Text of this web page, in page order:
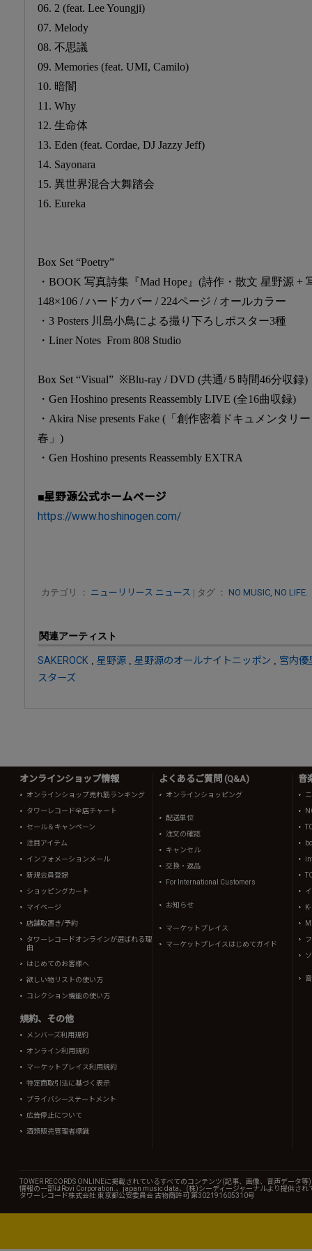
06. 2 (feat. Lee Youngji)
07. Melody
08. 不思議
09. Memories (feat. UMI, Camilo)
10. 暗闇
11. Why
12. 生命体
13. Eden (feat. Cordae, DJ Jazzy Jeff)
14. Sayonara
15. 異世界混合大舞踏会
16. Eureka
Box Set “Poetry”
・BOOK 写真詩集『Mad Hope』(詩作・散文 星野源 +
148×106 / ハードカバー / 224ページ / オールカラー
・3 Posters 川島小鳥による撮り下ろしポスター3種
・Liner Notes From 808 Studio
Box Set “Visual” ※Blu-ray / DVD (共通/５時間46分収録)
・Gen Hoshino presents Reassembly LIVE (全16曲収録)
・Akira Nise presents Fake (「創作密着ドキュメンタリ
春」)
・Gen Hoshino presents Reassembly EXTRA
■星野源公式ホームページ
https://www.hoshinogen.com/
カテゴリ ： ニューリリース ニュース | タグ ： NO MUSIC, NO LIFE.
関連アーティスト
SAKEROCK 星野源 星野源のオールナイトニッポン
宮内優
スターズ
オンラインショップ情報
オンラインショップ売れ筋ランキング
タワーレコード全店チャート
セール＆キャンペーン
注目アイテム
インフォメーションメール
新規会員登録
ショッピングカート
マイページ
店舗取置き/予約
タワーレコードオンラインが選ばれる理
由
はじめてのお客様へ
欲しい物リストの使い方
コレクション機能の使い方
規約、その他
メンバーズ利用規約
オンライン利用規約
マーケットプレイス利用規約
特定商取引法に基づく表示
プライバシーステートメント
広告停止について
酒類販売管理者標識
よくあるご質問 (Q&A)
オンラインショッピング
配送単位
注文の確認
キャンセル
交換・返品
For International Customers
お知らせ
マーケットプレイス
マーケットプレイスはじめてガイド
音
TOWER RECORDS ONLINEに掲載されているすべてのコンテンツ(記事、画像、音声データ
情報の一部はRovi Corporation.、japan music data、(株)シーディージャーナルより提供され
タワーレコード株式会社 東京都公安委員会 古物商許可 第302191605310号